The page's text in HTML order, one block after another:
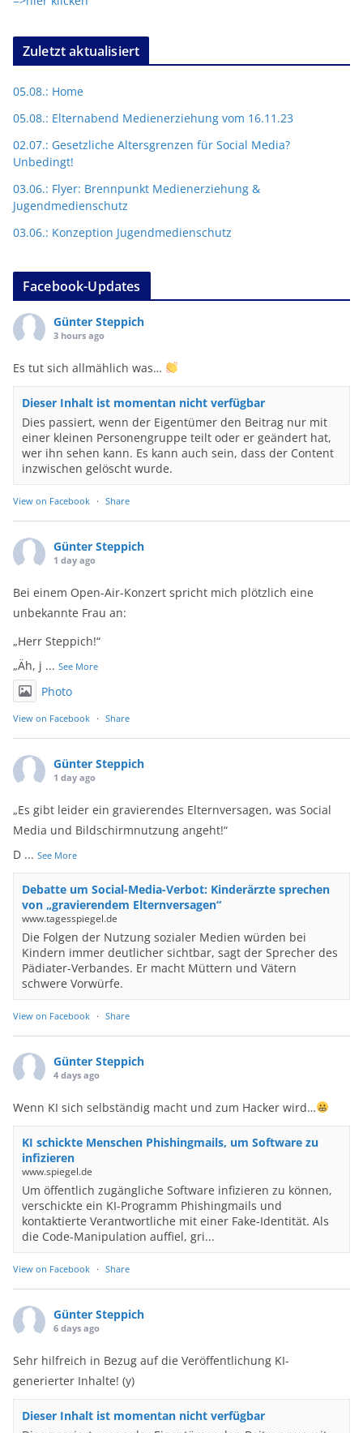
Zuletzt aktualisiert
05.08.: Home
05.08.: Elternabend Medienerziehung vom 16.11.23
02.07.: Gesetzliche Altersgrenzen für Social Media?
Unbedingt!
03.06.: Flyer: Brennpunkt Medienerziehung &
Jugendmedienschutz
03.06.: Konzeption Jugendmedienschutz
Facebook-Updates
Günter Steppich
3 hours ago
Es tut sich allmählich was…
Dieser Inhalt ist momentan nicht verfügbar
Dies passiert, wenn der Eigentümer den Beitrag nur mit
einer kleinen Personengruppe teilt oder er geändert hat,
wer ihn sehen kann. Es kann auch sein, dass der Content
inzwischen gelöscht wurde.
View on Facebook · Share
Günter Steppich
1 day ago
Bei einem Open-Air-Konzert spricht mich plötzlich eine
unbekannte Frau an:
„Herr Steppich!“
„Äh, j ... See More
Photo
View on Facebook · Share
Günter Steppich
1 day ago
„Es gibt leider ein gravierendes Elternversagen, was Social
Media und Bildschirmnutzung angeht!“
D ... See More
Debatte um Social-Media-Verbot: Kinderärzte sprechen
von „gravierendem Elternversagen“
www.tagesspiegel.de
Die Folgen der Nutzung sozialer Medien würden bei
Kindern immer deutlicher sichtbar, sagt der Sprecher des
Pädiater-Verbandes. Er macht Müttern und Vätern
schwere Vorwürfe.
View on Facebook · Share
Günter Steppich
4 days ago
Wenn KI sich selbständig macht und zum Hacker wird…
KI schickte Menschen Phishingmails, um Software zu
infizieren
www.spiegel.de
Um öffentlich zugängliche Software infizieren zu können,
verschickte ein KI-Programm Phishingmails und
kontaktierte Verantwortliche mit einer Fake-Identität. Als
die Code-Manipulation auffiel, gri...
View on Facebook · Share
Günter Steppich
6 days ago
Sehr hilfreich in Bezug auf die Veröffentlichung KI-
generierter Inhalte! (y)
Dieser Inhalt ist momentan nicht verfügbar